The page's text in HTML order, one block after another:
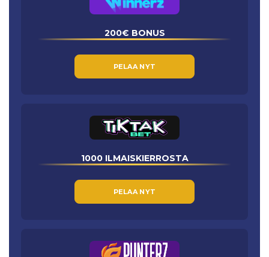
200€ BONUS
PELAA NYT
1000 ILMAISKIERROSTA
PELAA NYT